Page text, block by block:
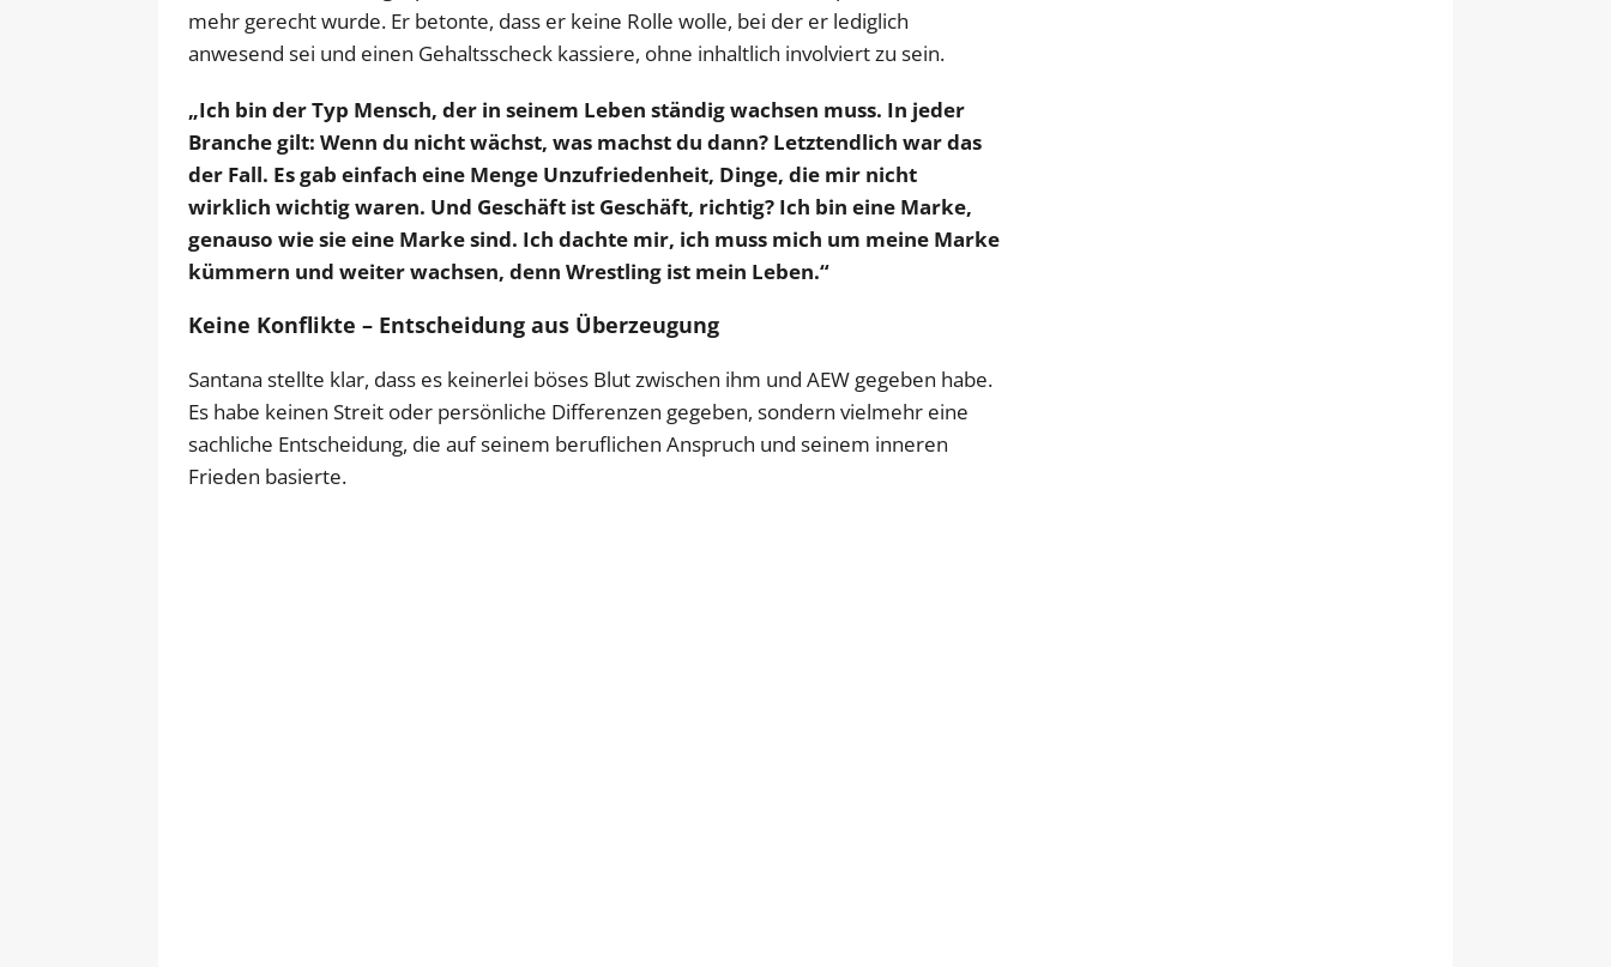
mehr gerecht wurde. Er betonte, dass er keine Rolle wolle, bei der er lediglich
anwesend sei und einen Gehaltsscheck kassiere, ohne inhaltlich involviert zu sein.
„Ich bin der Typ Mensch, der in seinem Leben ständig wachsen muss. In jeder
Branche gilt: Wenn du nicht wächst, was machst du dann? Letztendlich war das
der Fall. Es gab einfach eine Menge Unzufriedenheit, Dinge, die mir nicht
wirklich wichtig waren. Und Geschäft ist Geschäft, richtig? Ich bin eine Marke,
genauso wie sie eine Marke sind. Ich dachte mir, ich muss mich um meine Marke
kümmern und weiter wachsen, denn Wrestling ist mein Leben.“
Keine Konflikte – Entscheidung aus Überzeugung
Santana stellte klar, dass es keinerlei böses Blut zwischen ihm und AEW gegeben habe.
Es habe keinen Streit oder persönliche Differenzen gegeben, sondern vielmehr eine
sachliche Entscheidung, die auf seinem beruflichen Anspruch und seinem inneren
Frieden basierte.